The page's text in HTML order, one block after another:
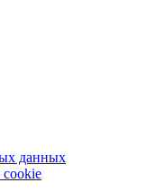
данных
cookie